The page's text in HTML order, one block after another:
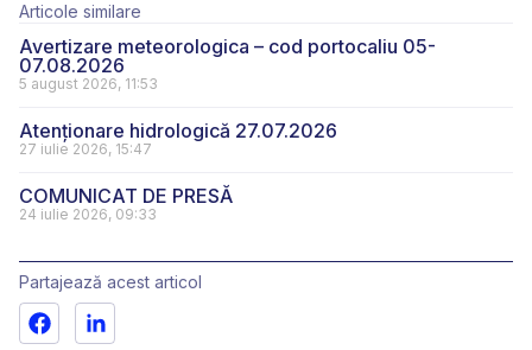
Articole similare
Avertizare meteorologica – cod portocaliu 05-
07.08.2026
5 august 2026, 11:53
Atenționare hidrologică 27.07.2026
27 iulie 2026, 15:47
COMUNICAT DE PRESĂ
24 iulie 2026, 09:33
Partajează acest articol